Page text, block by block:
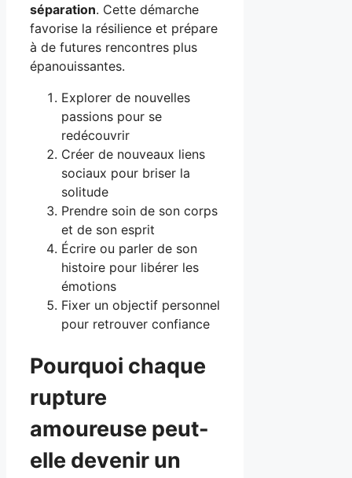
séparation. Cette démarche
favorise la résilience et prépare
à de futures rencontres plus
épanouissantes.
Explorer de nouvelles
passions pour se
redécouvrir
Créer de nouveaux liens
sociaux pour briser la
solitude
Prendre soin de son corps
et de son esprit
Écrire ou parler de son
histoire pour libérer les
émotions
Fixer un objectif personnel
pour retrouver confiance
Pourquoi chaque
rupture
amoureuse peut-
elle devenir un